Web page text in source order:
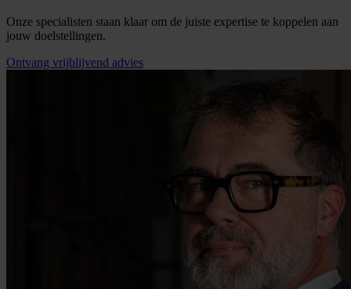
Onze specialisten staan klaar om de juiste expertise te koppelen aan
jouw doelstellingen.
Ontvang vrijblijvend advies